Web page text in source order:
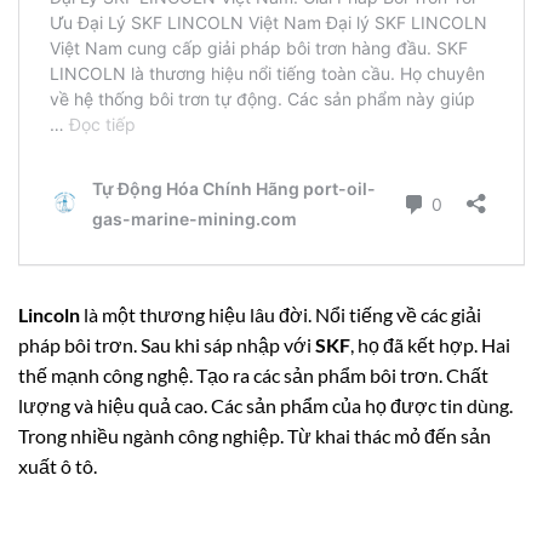
Lincoln là một thương hiệu lâu đời. Nổi tiếng về các giải
pháp bôi trơn. Sau khi sáp nhập với SKF, họ đã kết hợp. Hai
thế mạnh công nghệ. Tạo ra các sản phẩm bôi trơn. Chất
lượng và hiệu quả cao. Các sản phẩm của họ được tin dùng.
Trong nhiều ngành công nghiệp. Từ khai thác mỏ đến sản
xuất ô tô.